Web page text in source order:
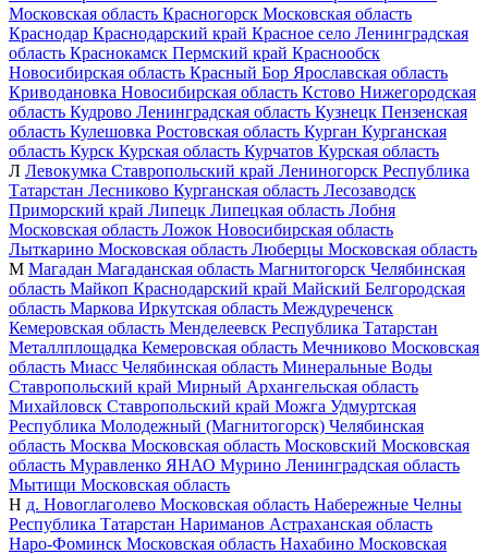
Московская область Красногорск Московская область
Краснодар Краснодарский край Красное село Ленинградская
область Краснокамск Пермский край Краснообск
Новосибирская область Красный Бор Ярославская область
Криводановка Новосибирская область Кстово Нижегородская
область Кудрово Ленинградская область Кузнецк Пензенская
область Кулешовка Ростовская область Курган Курганская
область Курск Курская область Курчатов Курская область
Л Левокумка Ставропольский край Лениногорск Республика
Татарстан Лесниково Курганская область Лесозаводск
Приморский край Липецк Липецкая область Лобня
Московская область Ложок Новосибирская область
Лыткарино Московская область Люберцы Московская область
М Магадан Магаданская область Магнитогорск Челябинская
область Майкоп Краснодарский край Майский Белгородская
область Маркова Иркутская область Междуреченск
Кемеровская область Менделеевск Республика Татарстан
Металлплощадка Кемеровская область Мечниково Московская
область Миасс Челябинская область Минеральные Воды
Ставропольский край Мирный Архангельская область
Михайловск Ставропольский край Можга Удмуртская
Республика Молодежный (Магнитогорск) Челябинская
область Москва Московская область Московский Московская
область Муравленко ЯНАО Мурино Ленинградская область
Мытищи Московская область
Н д. Новоглаголево Московская область Набережные Челны
Республика Татарстан Нариманов Астраханская область
Наро-Фоминск Московская область Нахабино Московская